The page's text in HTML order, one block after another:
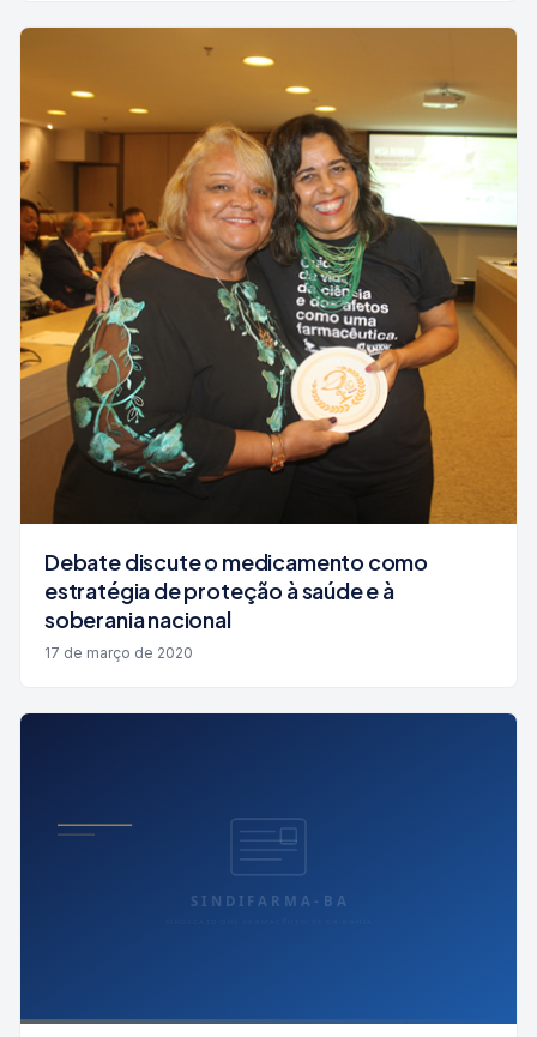
Debate discute o medicamento como
estratégia de proteção à saúde e à
soberania nacional
17 de março de 2020